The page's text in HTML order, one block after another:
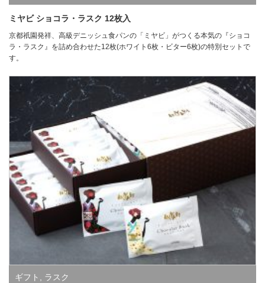
ミヤビ ショコラ・ラスク 12枚入
京都祇園発祥、高級デニッシュ食パンの「ミヤビ」がつくる本気の『ショコ
ラ・ラスク』を詰め合わせた12枚(ホワイト6枚・ビター6枚)の特別セットで
す。
ギフト , ラスク